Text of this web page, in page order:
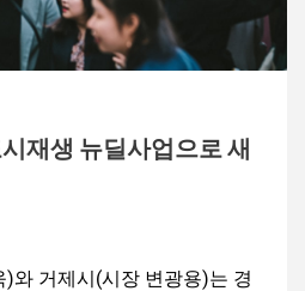
재생 뉴딜사업으로 새
와 거제시(시장 변광용)는 경